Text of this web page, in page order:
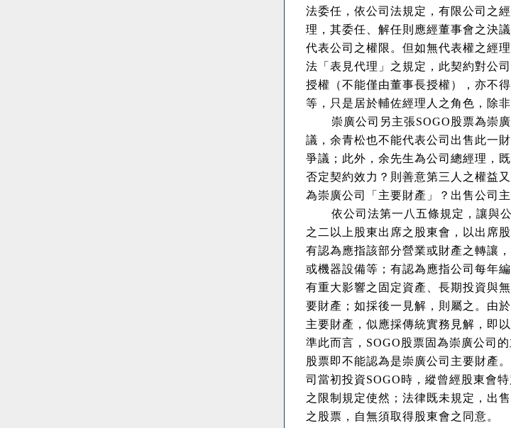
法委任，依公司法規定，有限公司之
理，其委任、解任則應經董事會之決
代表公司之權限。但如無代表權之經
法「表見代理」之規定，此契約對公
授權（不能僅由董事長授權），亦不
等，只是居於輔佐經理人之角色，除
崇廣公司另主張SOGO 股票為崇
議，余青松也不能代表公司出售此一
爭議；此外， 余先生為公司總經理，
否定契約效力？則善意第三人之權益
為崇廣公司「主要財產」？出售公司
依公司法第一八五條規定，讓與
之二以上股東出席之股東會，以出席
有認為應指該部分營業或財產之轉讓
或機器設備等；有認為應指公司每年
有重大影響之固定資產、長期投資與
要財產；如採後一見解，則屬之。由
主要財產，似應採傳統實務見解，即
準此而言， SOGO 股票固為崇廣公司
股票即不能認為是崇廣公司主要財產
司當初投資SOGO時，縱曾經股東會
之限制規定使然；法律既未規定，出
之股票，自無須取得股東會之同意。